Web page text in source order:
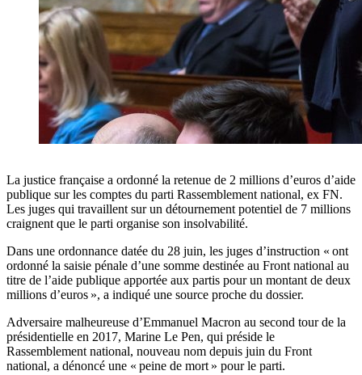
La justice française a ordonné la retenue de 2 millions d’euros d’aide
publique sur les comptes du parti Rassemblement national, ex FN.
Les juges qui travaillent sur un détournement potentiel de 7 millions
craignent que le parti organise son insolvabilité.
Dans une ordonnance datée du 28 juin, les juges d’instruction « ont
ordonné la saisie pénale d’une somme destinée au Front national au
titre de l’aide publique apportée aux partis pour un montant de deux
millions d’euros », a indiqué une source proche du dossier.
Adversaire malheureuse d’Emmanuel Macron au second tour de la
présidentielle en 2017, Marine Le Pen, qui préside le
Rassemblement national, nouveau nom depuis juin du Front
national, a dénoncé une « peine de mort » pour le parti.